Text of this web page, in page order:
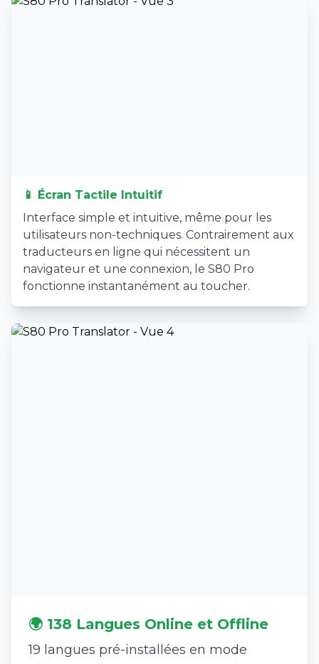
📱 Écran Tactile Intuitif
Interface simple et intuitive, même pour les
utilisateurs non-techniques. Contrairement aux
traducteurs en ligne qui nécessitent un
navigateur et une connexion, le S80 Pro
fonctionne instantanément au toucher.
🌍 138 Langues Online et Offline
19 langues pré-installées en mode